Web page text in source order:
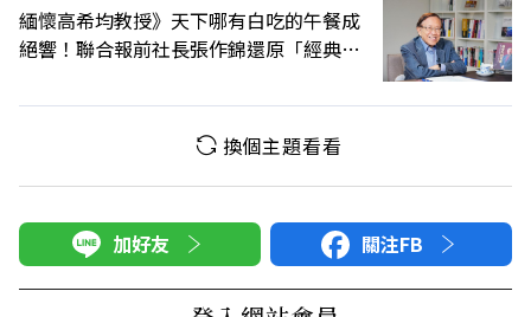
緬懷高希均教授》天下哪有白吃的午餐成
絕響！聯合報前社長張作錦還原「經典名
換個主題看看
加好友 關注FB